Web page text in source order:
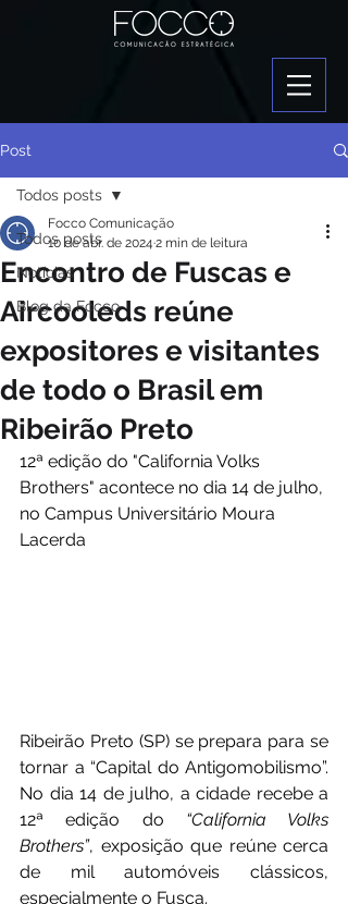
Post
Todos posts
Notícias
Blog da Focco
Todos posts
Encontro de Fuscas e
Aircooleds reúne
expositores e visitantes
de todo o Brasil em
Ribeirão Preto
Focco Comunicação
10 de abr. de 2024 2 min de leitura
12ª edição do "California Volks
Brothers" acontece no dia 14 de julho,
no Campus Universitário Moura
Lacerda
Ribeirão Preto (SP) se prepara para se
tornar a “Capital do Antigomobilismo”.
No dia 14 de julho, a cidade recebe a
12ª edição do “California Volks
Brothers”, exposição que reúne cerca
de mil automóveis clássicos,
especialmente o Fusca.